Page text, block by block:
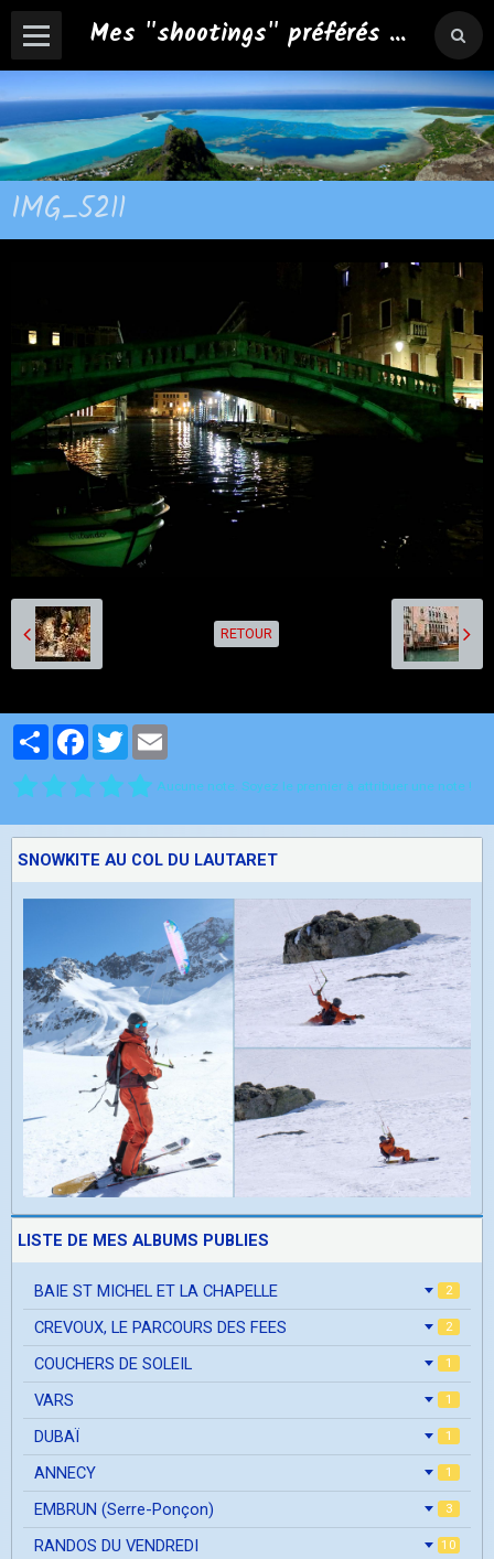
Mes "shootings" préférés ...
IMG_5211
RETOUR
PartagerFacebook
Twitter
Aucune note. Soyez le premier à attribuer une note !
SNOWKITE AU COL DU LAUTARET
LISTE DE MES ALBUMS PUBLIES
BAIE ST MICHEL ET LA CHAPELLE 2
CREVOUX, LE PARCOURS DES FEES 2
COUCHERS DE SOLEIL 1
VARS 1
DUBAÏ 1
ANNECY 1
EMBRUN (Serre-Ponçon) 3
RANDOS DU VENDREDI 10